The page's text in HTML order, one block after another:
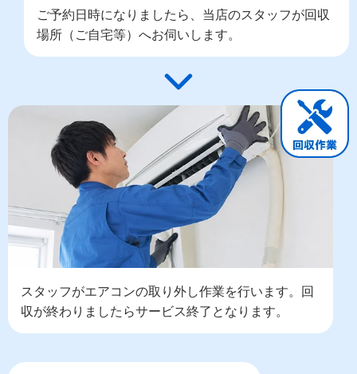
ご予約日時になりましたら、当店のスタッフが回収
場所（ご自宅等）へお伺いします。
スタッフがエアコンの取り外し作業を行います。回
収が終わりましたらサービス終了となります。